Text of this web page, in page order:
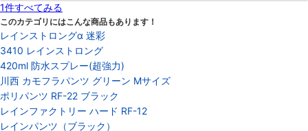
1件すべてみる
このカテゴリにはこんな商品もあります！
レインストロングα 迷彩
3410 レインストロング
420ml 防水スプレー(超強力)
川西 カモフラパンツ グリーン Mサイズ
ポリパンツ RF-22 ブラック
レインファクトリー ハード RF-12
レインパンツ（ブラック）